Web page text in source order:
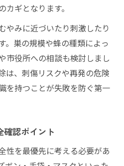
ギとなります。
やみに近づいたり刺激したり
。巣の規模や蜂の種類によっ
市役所への相談も検討しまし
は、刺傷リスクや再発の危険
を持つことが失敗を防ぐ第一
確認ポイント
性を最優先に考える必要があ